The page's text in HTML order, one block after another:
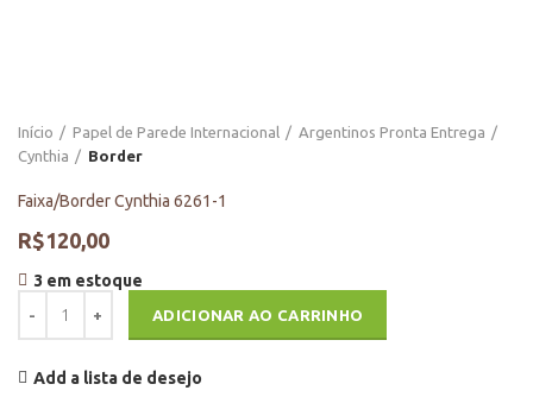
Início Papel de Parede Internacional
Argentinos Pronta Entrega
Cynthia
Border
Faixa/Border Cynthia 6261-1
R$120,00
3 em estoque
ADICIONAR AO CARRINHO
Add a lista de desejo